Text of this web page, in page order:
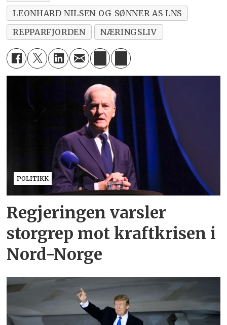
LEONHARD NILSEN OG SØNNER AS LNS
REPPARFJORDEN
NÆRINGSLIV
POLITIKK
Regjeringen varsler
storgrep mot kraftkrisen i
Nord-Norge